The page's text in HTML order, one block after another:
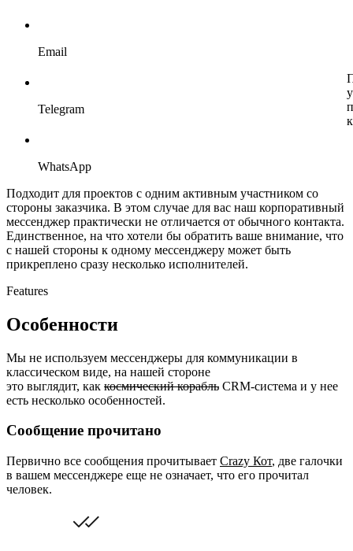
Email
Telegram
WhatsApp
Подходит для проектов с одним активным участником со
стороны заказчика. В этом случае для вас наш корпоративный
мессенджер практически не отличается от обычного контакта.
Единственное, на что хотели бы обратить ваше внимание, что
с нашей стороны к одному мессенджеру может быть
прикреплено сразу несколько исполнителей.
Features
Особенности
Мы не используем мессенджеры для коммуникации в
классическом виде, на нашей стороне
это выглядит, как космический корабль CRM-система и у нее
есть несколько особенностей.
Сообщение прочитано
Первично все сообщения прочитывает Crazy Кот, две галочки
в вашем мессенджере еще не означает, что его прочитал
человек.